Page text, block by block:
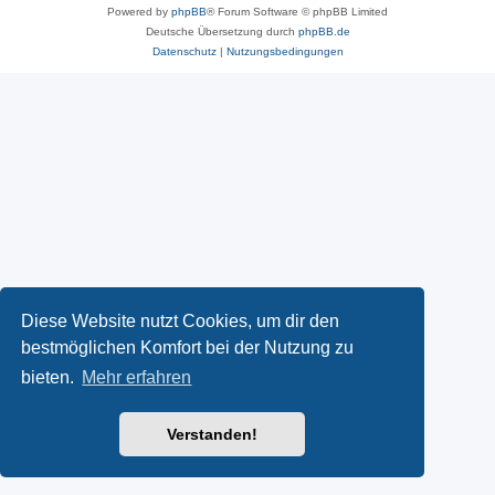
Diese Website nutzt Cookies, um dir den
bestmöglichen Komfort bei der Nutzung zu
bieten. Mehr erfahren
Verstanden!
Powered by phpBB® Forum Software © phpBB Limited
Deutsche Übersetzung durch phpBB.de
Datenschutz| Nutzungsbedingungen